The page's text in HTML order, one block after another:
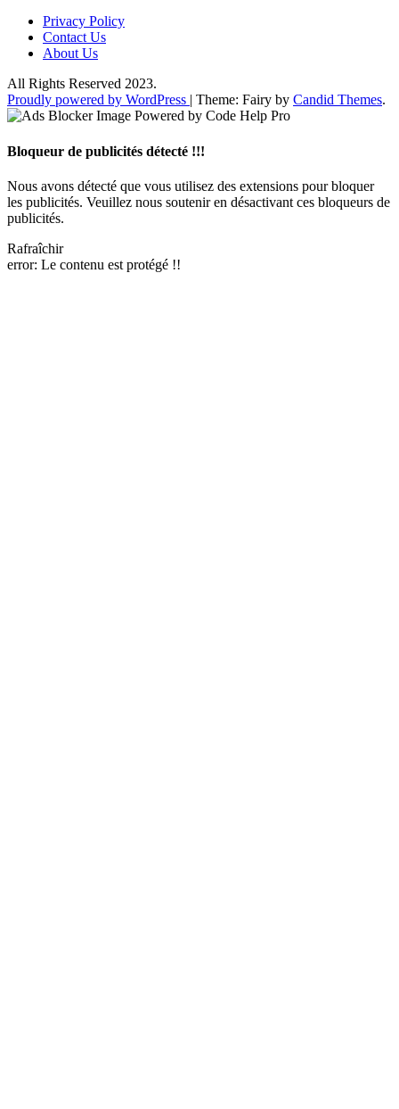
Privacy Policy
Contact Us
About Us
All Rights Reserved 2023.
Proudly powered by WordPress | Theme: Fairy by Candid Themes.
Bloqueur de publicités détecté !!!
Nous avons détecté que vous utilisez des extensions pour bloquer
les publicités. Veuillez nous soutenir en désactivant ces bloqueurs de
publicités.
Rafraîchir
error: Le contenu est protégé !!